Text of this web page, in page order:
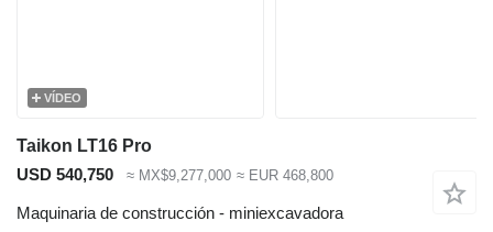
VÍDEO
Taikon LT16 Pro
USD 540,750
≈ MX$9,277,000 ≈ EUR 468,800
Maquinaria de construcción - miniexcavadora